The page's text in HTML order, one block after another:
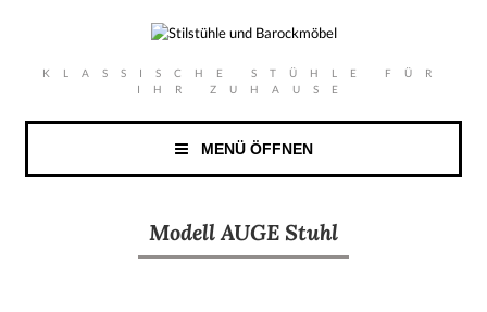
KLASSISCHE STÜHLE FÜR
IHR ZUHAUSE
MENÜ ÖFFNEN
Modell AUGE Stuhl